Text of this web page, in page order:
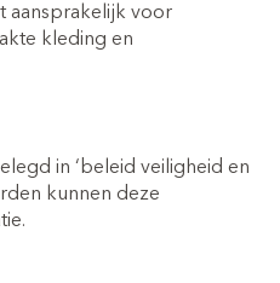
aansprakelijk voor
kleding en
in ‘beleid veiligheid en
kunnen deze